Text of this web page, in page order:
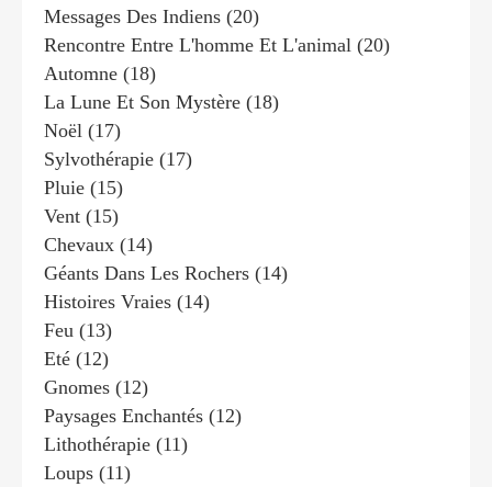
Messages Des Indiens (20)
Rencontre Entre L'homme Et L'animal (20)
Automne (18)
La Lune Et Son Mystère (18)
Noël (17)
Sylvothérapie (17)
Pluie (15)
Vent (15)
Chevaux (14)
Géants Dans Les Rochers (14)
Histoires Vraies (14)
Feu (13)
Eté (12)
Gnomes (12)
Paysages Enchantés (12)
Lithothérapie (11)
Loups (11)